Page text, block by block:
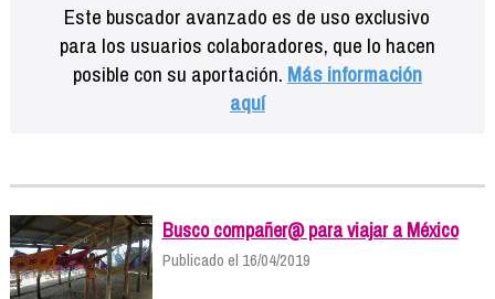
Este buscador avanzado es de uso exclusivo
para los usuarios colaboradores, que lo hacen
posible con su aportación. Más información
aquí
Busco compañer@ para viajar a México
Publicado el 16/04/2019